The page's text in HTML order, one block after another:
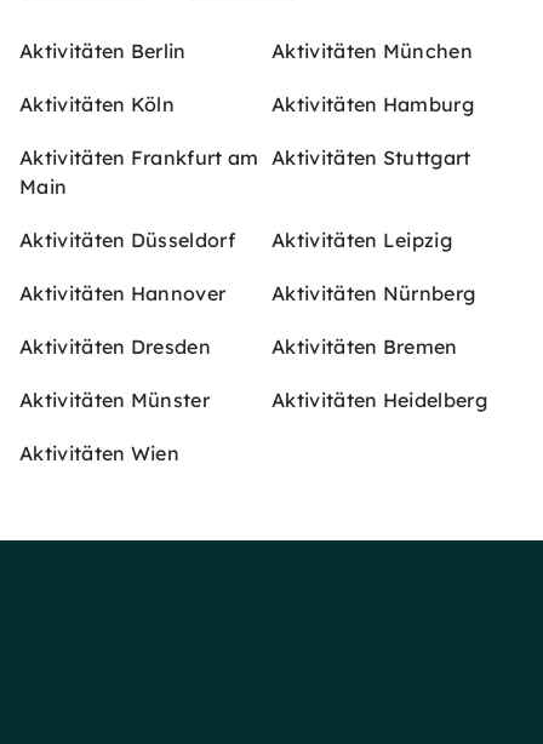
Aktivitäten Berlin Aktivitäten München
Aktivitäten Köln Aktivitäten Hamburg
Aktivitäten Frankfurt am
Main
Aktivitäten Stuttgart
Aktivitäten Düsseldorf Aktivitäten Leipzig
Aktivitäten Hannover Aktivitäten Nürnberg
Aktivitäten Dresden Aktivitäten Bremen
Aktivitäten Münster Aktivitäten Heidelberg
Aktivitäten Wien